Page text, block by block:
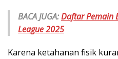
BACA JUGA:Daftar Pemain
League 2025
Karena ketahanan fisik